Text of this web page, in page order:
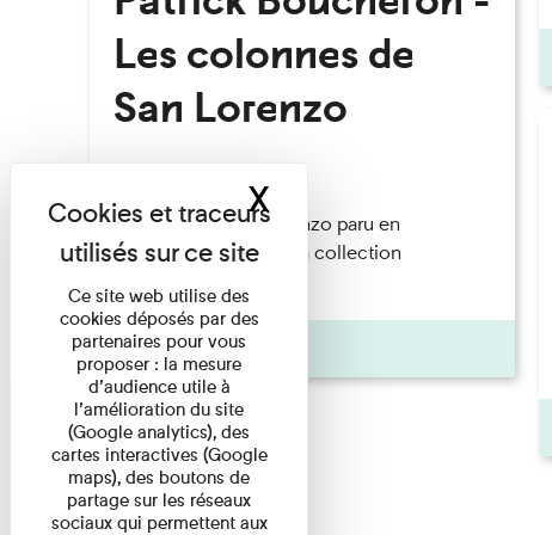
Les colonnes de
San Lorenzo
colonnes de San Lorenzo paru en
novembre 2023 dans la collection
Pages
Ce site web utilise des
cookies déposés par des
partenaires pour vous
proposer : la mesure
d’audience utile à
l’amélioration du site
(Google analytics), des
cartes interactives (Google
maps), des boutons de
partage sur les réseaux
sociaux qui permettent aux
XMasquer le